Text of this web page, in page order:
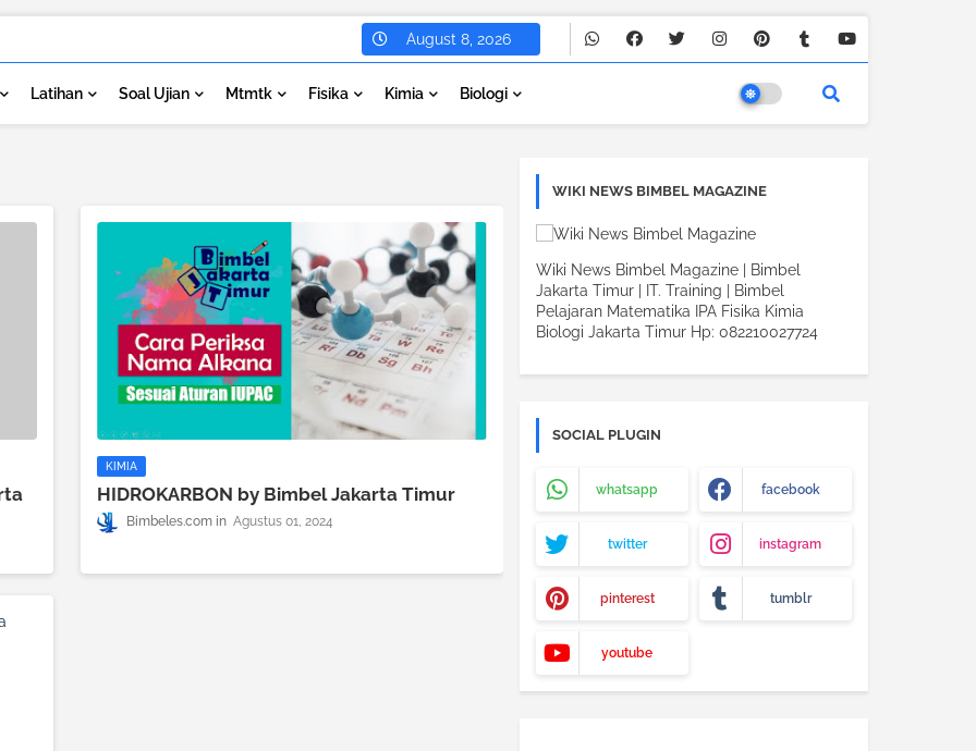
August 8, 2026
Latihan Soal Ujian Mtmtk Fisika Kimia Biologi
KIMIA
HIDROKARBON by Bimbel Jakarta Timur
Bimbeles.com Agustus 01, 2024
WIKI NEWS BIMBEL MAGAZINE
Wiki News Bimbel Magazine | Bimbel
Jakarta Timur | IT. Training | Bimbel
Pelajaran Matematika IPA Fisika Kimia
Biologi Jakarta Timur Hp: 082210027724
SOCIAL PLUGIN
whatsapp facebook
twitter instagram
pinterest tumblr
youtube